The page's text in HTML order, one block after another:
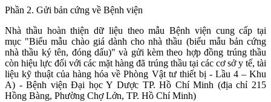
Phần 2. Gửi bản cứng về Bệnh viện
Nhà thầu hoàn thiện dữ liệu theo mẫu Bệnh viện cung cấp tại
mục "Biểu mẫu chào giá dành cho nhà thầu (biểu mẫu bản cứng
nhà thầu ký tên, đóng dấu)" và gửi kèm theo hợp đồng trúng thầu
còn hiệu lực đối với các mặt hàng đã trúng thầu tại các cơ sở y tế, tài
liệu kỹ thuật của hàng hóa về Phòng Vật tư thiết bị - Lầu 4 – Khu
A) - Bệnh viện Đại học Y Dược TP. Hồ Chí Minh (địa chỉ 215
Hồng Bàng, Phường Chợ Lớn, TP. Hồ Chí Minh)